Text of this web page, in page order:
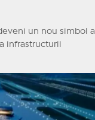
un nou simbol al
infrastructurii